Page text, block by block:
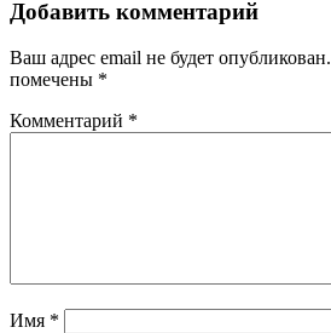
Добавить комментарий
Ваш адрес email не будет опубликован.
помечены *
Комментарий *
Имя *